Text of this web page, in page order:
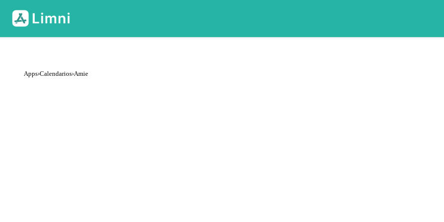
Apps›Calendarios›Amie